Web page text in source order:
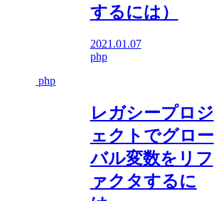
するには）
2021.01.07
php
php
レガシープロジ
ェクトでグロー
バル変数をリフ
ァクタするに